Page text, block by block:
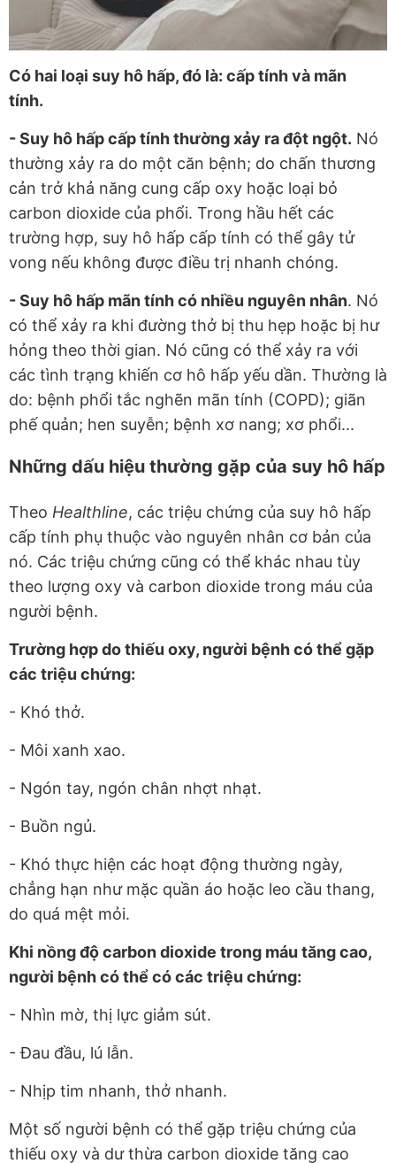
Có hai loại suy hô hấp, đó là: cấp tính và mãn
tính.
- Suy hô hấp cấp tính thường xảy ra đột ngột. Nó
thường xảy ra do một căn bệnh; do chấn thương
cản trở khả năng cung cấp oxy hoặc loại bỏ
carbon dioxide của phổi. Trong hầu hết các
trường hợp, suy hô hấp cấp tính có thể gây tử
vong nếu không được điều trị nhanh chóng.
- Suy hô hấp mãn tính có nhiều nguyên nhân. Nó
có thể xảy ra khi đường thở bị thu hẹp hoặc bị hư
hỏng theo thời gian. Nó cũng có thể xảy ra với
các tình trạng khiến cơ hô hấp yếu dần. Thường là
do: bệnh phổi tắc nghẽn mãn tính (COPD); giãn
phế quản; hen suyễn; bệnh xơ nang; xơ phổi...
Những dấu hiệu thường gặp của suy hô hấp
Theo Healthline, các triệu chứng của suy hô hấp
cấp tính phụ thuộc vào nguyên nhân cơ bản của
nó. Các triệu chứng cũng có thể khác nhau tùy
theo lượng oxy và carbon dioxide trong máu của
người bệnh.
Trường hợp do thiếu oxy, người bệnh có thể gặp
các triệu chứng:
- Khó thở.
- Môi xanh xao.
- Ngón tay, ngón chân nhợt nhạt.
- Buồn ngủ.
- Khó thực hiện các hoạt động thường ngày,
chẳng hạn như mặc quần áo hoặc leo cầu thang,
do quá mệt mỏi.
Khi nồng độ carbon dioxide trong máu tăng cao,
người bệnh có thể có các triệu chứng:
- Nhìn mờ, thị lực giảm sút.
- Đau đầu, lú lẫn.
- Nhịp tim nhanh, thở nhanh.
Một số người bệnh có thể gặp triệu chứng của
thiếu oxy và dư thừa carbon dioxide tăng cao